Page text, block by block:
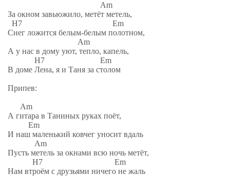
Am
За окном завьюжило, метёт метель,
H7 Em
Снег ложится белым-белым полотном,
Am
А у нас в дому уют, тепло, капель,
H7 Em
В доме Лена, я и Таня за столом
Припев:
Am
А гитара в Таниных руках поёт,
Em
И наш маленький ковчег уносит вдаль
Am
Пусть метель за окнами всю ночь метёт,
H7 Em
Нам втроём с друзьями ничего не жаль